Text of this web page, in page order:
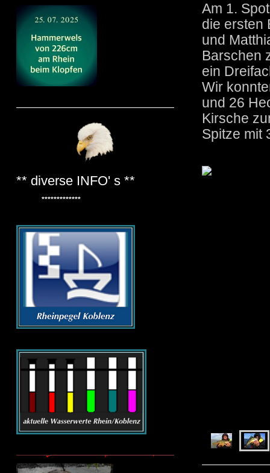
** diverse INFO' s **
*************
Am 1.
die ersten
und
Barschen
ein
Wir
und 26
Kirsche
Spitze mit